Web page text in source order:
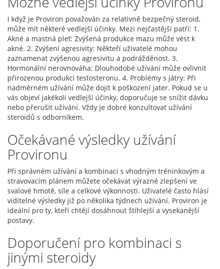
I když je Proviron považován za relativně bezpečný steroid,
může mít některé vedlejší účinky. Mezi nejčastější patří: 1.
Akné a mastná pleť: Zvýšená produkce mazu může vést k
akné. 2. Zvýšení agresivity: Někteří uživatelé mohou
zaznamenat zvýšenou agresivitu a podrážděnost. 3.
Hormonální nerovnováha: Dlouhodobé užívání může ovlivnit
přirozenou produkci testosteronu. 4. Problémy s játry: Při
nadměrném užívání může dojít k poškození jater. Pokud se u
vás objeví jakékoli vedlejší účinky, doporučuje se snížit dávku
nebo přerušit užívání. Vždy je dobré konzultovat užívání
steroidů s odborníkem.
Očekávané výsledky užívání
Provironu
Při správném užívání a kombinaci s vhodným tréninkovým a
stravovacím plánem můžete očekávat výrazné zlepšení ve
svalové hmotě, síle a celkové výkonnosti. Uživatelé často hlásí
viditelné výsledky již po několika týdnech užívání. Proviron je
ideální pro ty, kteří chtějí dosáhnout štíhlejší a vysekanější
postavy.
Doporučení pro kombinaci s
jinými steroidy